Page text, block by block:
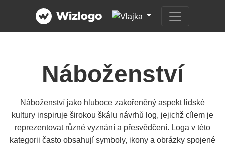
Náboženství
Náboženství jako hluboce zakořeněný aspekt lidské
kultury inspiruje širokou škálu návrhů log, jejichž cílem je
reprezentovat různé vyznání a přesvědčení. Loga v této
kategorii často obsahují symboly, ikony a obrázky spojené